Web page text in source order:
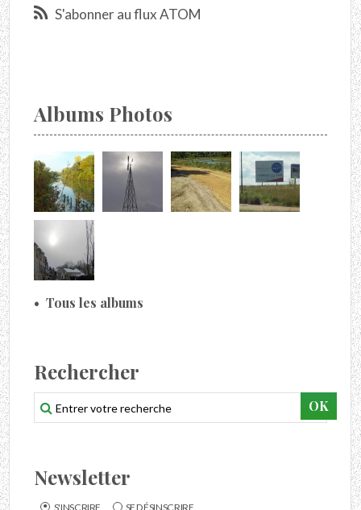
S'abonner au flux ATOM
Albums Photos
Tous les albums
Rechercher
Newsletter
S'INSCRIRE SE DÉSINSCRIRE